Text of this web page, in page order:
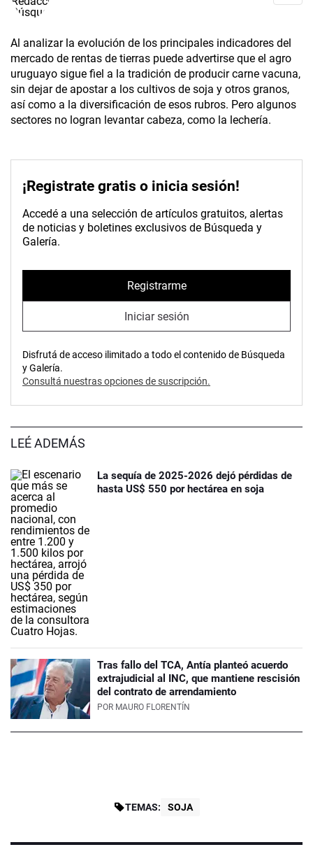
Al analizar la evolución de los principales indicadores del
mercado de rentas de tierras puede advertirse que el agro
uruguayo sigue fiel a la tradición de producir carne vacuna,
sin dejar de apostar a los cultivos de soja y otros granos,
así como a la diversificación de esos rubros. Pero algunos
sectores no logran levantar cabeza, como la lechería.
¡Registrate gratis o inicia sesión!
Accedé a una selección de artículos gratuitos, alertas
de noticias y boletines exclusivos de Búsqueda y
Galería.
Registrarme
Iniciar sesión
Disfrutá de acceso ilimitado a todo el contenido de Búsqueda
y Galería.
Consultá nuestras opciones de suscripción.
LEÉ ADEMÁS
La sequía de 2025-2026 dejó pérdidas de
hasta US$ 550 por hectárea en soja
Tras fallo del TCA, Antía planteó acuerdo
extrajudicial al INC, que mantiene rescisión
del contrato de arrendamiento
POR MAURO FLORENTÍN
TEMAS: SOJA